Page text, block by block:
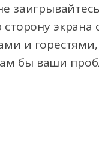
сторону
и горестями,
бы ваши